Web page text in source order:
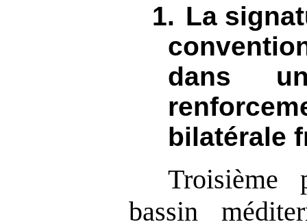
1. La
dans
bilatérale
bassin